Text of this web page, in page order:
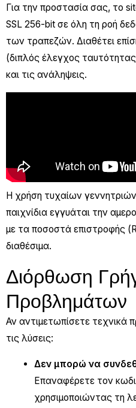
Για την προστασία σας, το
SSL 256-bit σε όλη τη ροή
των τραπεζών. Διαθέτει
(διπλός έλεγχος
και τις ανάληψεις.
Η χρήση τυχαίων
παιχνίδια εγγυάται την
με τα ποσοστά επιστροφής
διαθέσιμα.
Διόρθωση
Προβλημάτων
Αν αντιμετωπίσετε τεχνικά
τις λύσεις:
Δεν μπορώ να
Επαναφέρετε τον
χρησιμοποιώντας τη